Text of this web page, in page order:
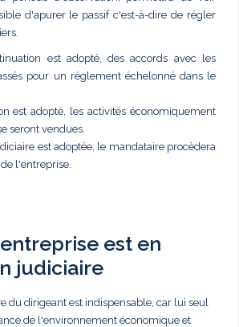
d'apurer le passif c'est-à-dire de régler
est adopté, des accords avec les
pour un réglement échelonné dans le
est adopté, les activités économiquement
seront vendues.
est adoptée, le mandataire procèdera
l'entreprise.
est en
judiciaire
du dirigeant est indispensable, car lui seul
de l'environnement économique et